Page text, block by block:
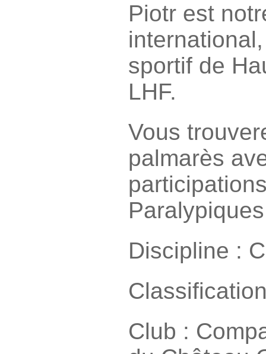
Piotr est
sportif de
LHF.
Vous
palmarès
Discipline :
Club :